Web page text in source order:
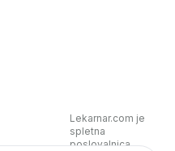
Lekarnar.com je
spletna
poslovalnica